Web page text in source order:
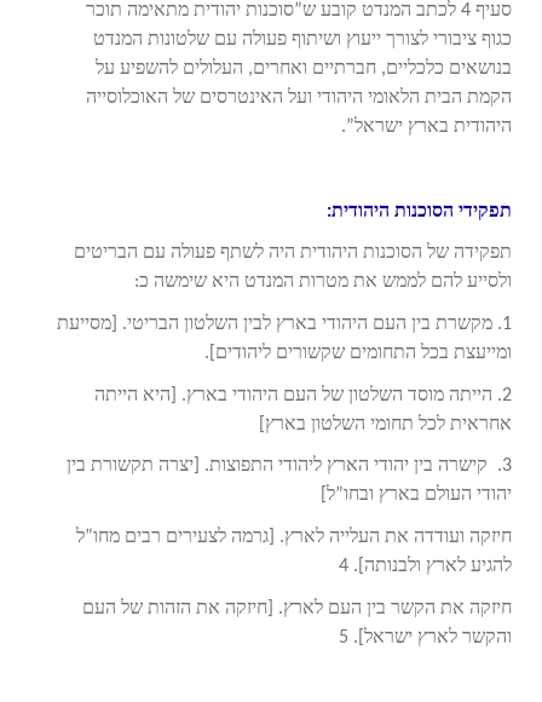
סעיף 4 לכתב המנדט קובע ש”סוכנות יהודית מתאימה תוכר
כגוף ציבורי לצורך ייעוץ ושיתוף פעולה עם שלטונות המנדט
בנושאים כלכליים, חברתיים ואחרים, העלולים להשפיע על
הקמת הבית הלאומי היהודי ועל האינטרסים של האוכלוסייה
היהודית בארץ ישראל”.
תפקידי הסוכנות היהודית:
תפקידה של הסוכנות היהודית היה לשתף פעולה עם הבריטים
ולסייע להם לממש את מטרות המנדט היא שימשה כ:
1. מקשרת בין העם היהודי בארץ לבין השלטון הבריטי. [מסייעת
ומייעצת בכל התחומים שקשורים ליהודים].
2. הייתה מוסד השלטון של העם היהודי בארץ. [היא הייתה
אחראית לכל תחומי השלטון בארץ]
3. קישרה בין יהודי הארץ ליהודי התפוצות. [יצרה תקשורת בין
יהודי העולם בארץ ובחו”ל]
חיזקה ועודדה את העלייה לארץ. [גרמה לצעירים רבים מחו”ל
להגיע לארץ ולבנותה]. 4
חיזקה את הקשר בין העם לארץ. [חיזקה את הזהות של העם
והקשר לארץ ישראל]. 5